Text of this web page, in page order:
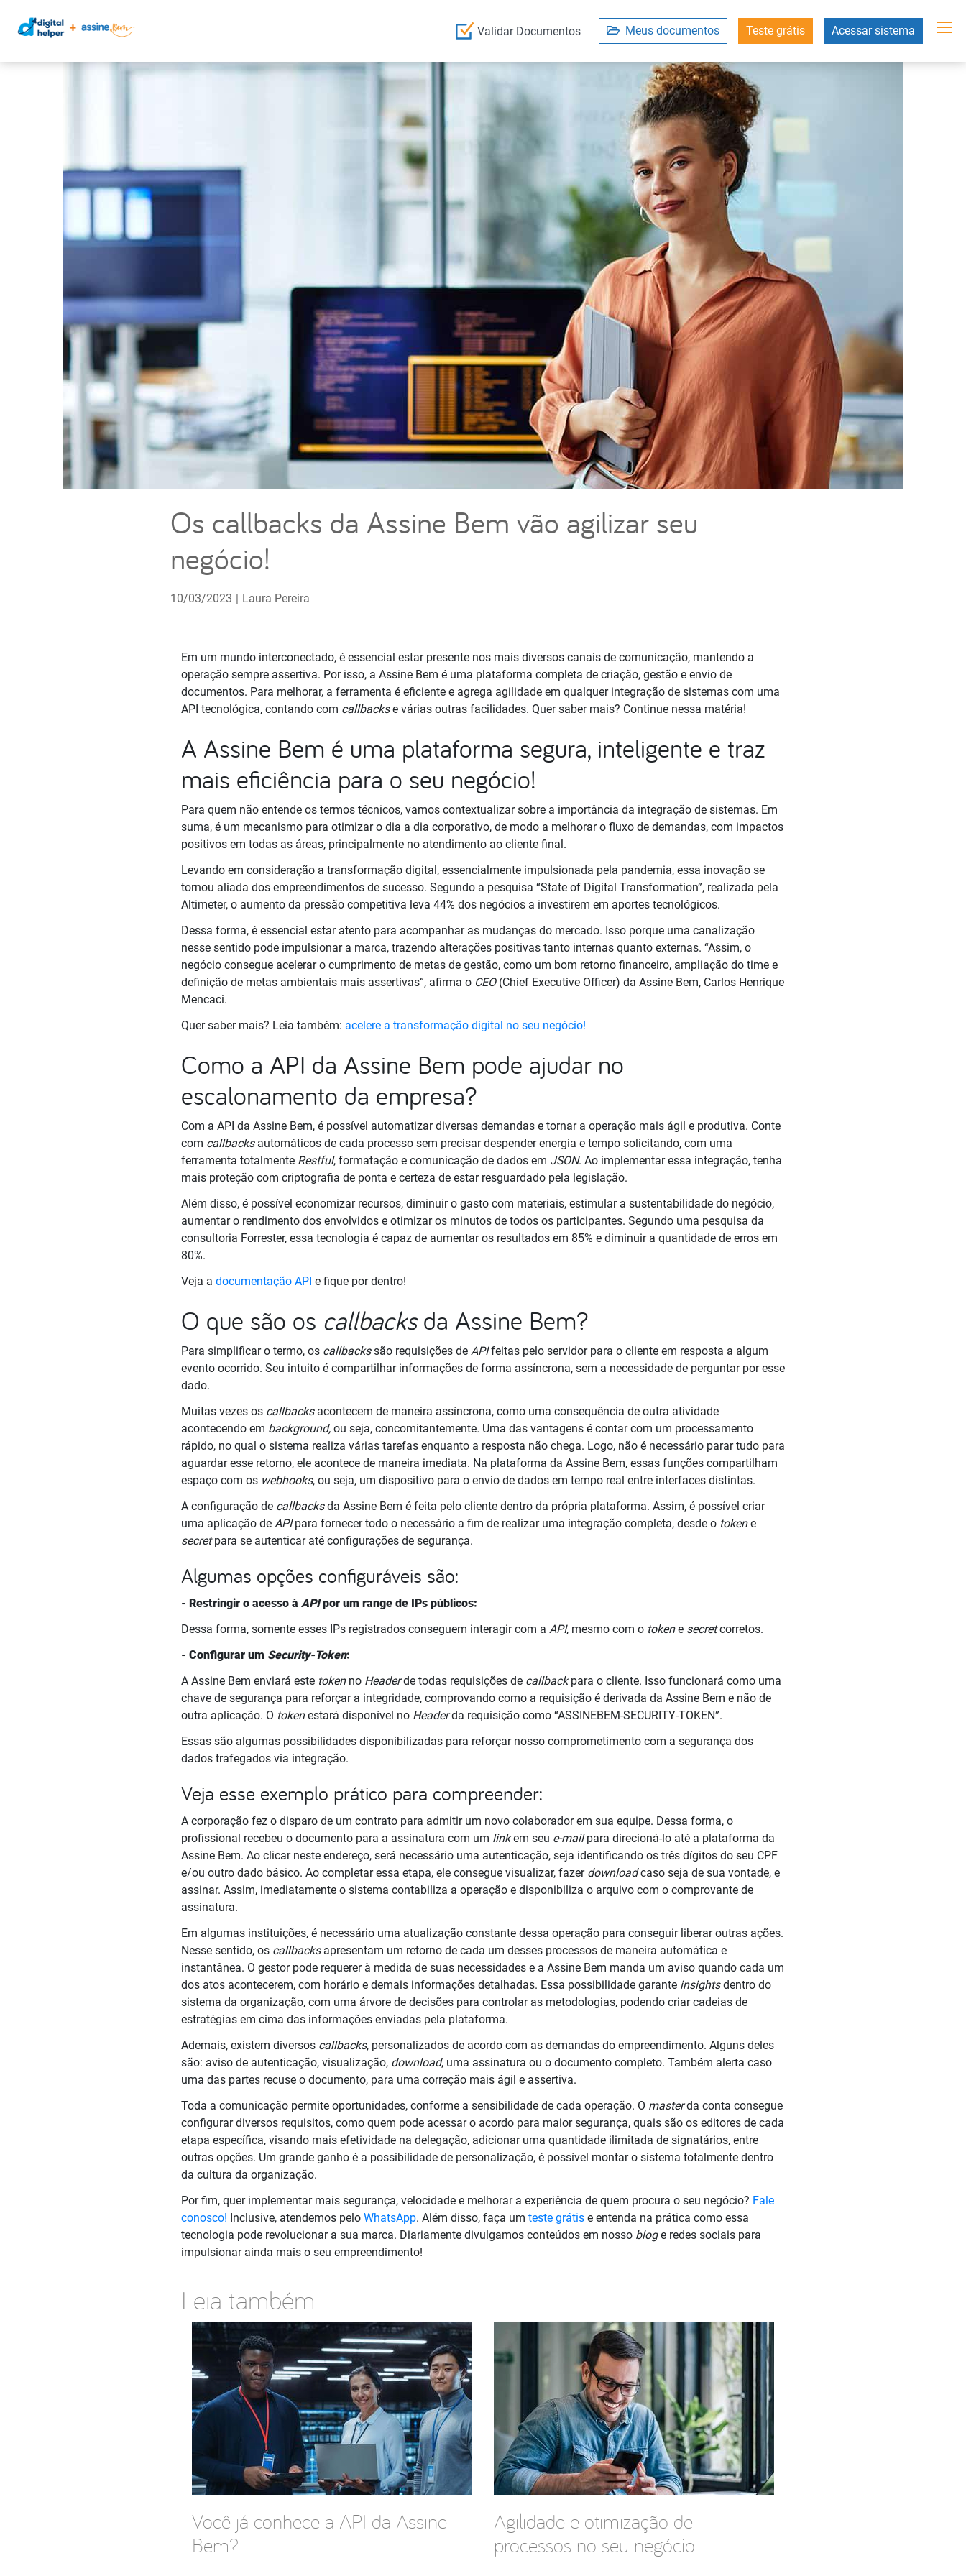
Acessar sistema
Teste grátis
Meus documentos
Validar Documentos
Os callbacks da Assine Bem vão agilizar seu
negócio!
10/03/2023 | Laura Pereira
Em um mundo interconectado, é essencial estar presente nos mais diversos canais de comunicação, mantendo a
operação sempre assertiva. Por isso, a Assine Bem é uma plataforma completa de criação, gestão e envio de
documentos. Para melhorar, a ferramenta é eficiente e agrega agilidade em qualquer integração de sistemas com uma
API tecnológica, contando com callbackse várias outras facilidades. Quer saber mais? Continue nessa matéria!
A Assine Bem é uma plataforma segura, inteligente e traz
mais eficiência para o seu negócio!
Para quem não entende os termos técnicos, vamos contextualizar sobre a importância da integração de sistemas. Em
suma, é um mecanismo para otimizar o dia a dia corporativo, de modo a melhorar o fluxo de demandas, com impactos
positivos em todas as áreas, principalmente no atendimento ao cliente final.
Levando em consideração a transformação digital, essencialmente impulsionada pela pandemia, essa inovação se
tornou aliada dos empreendimentos de sucesso. Segundo a pesquisa “State of Digital Transformation”, realizada pela
Altimeter, o aumento da pressão competitiva leva 44% dos negócios a investirem em aportes tecnológicos.
Dessa forma, é essencial estar atento para acompanhar as mudanças do mercado. Isso porque uma canalização
nesse sentido pode impulsionar a marca, trazendo alterações positivas tanto internas quanto externas. “Assim, o
negócio consegue acelerar o cumprimento de metas de gestão, como um bom retorno financeiro, ampliação do time e
definição de metas ambientais mais assertivas”, afirma o CEO (Chief Executive Officer) da Assine Bem, Carlos Henrique
Mencaci.
Quer saber mais? Leia também: acelere a transformação digital no seu negócio!
Como a API da Assine Bem pode ajudar no
escalonamento da empresa?
Com a API da Assine Bem, é possível automatizar diversas demandas e tornar a operação mais ágil e produtiva. Conte
com callbacksautomáticos de cada processo sem precisar despender energia e tempo solicitando, com uma
ferramenta totalmente Restful, formatação e comunicação de dados em JSON. Ao implementar essa integração, tenha
mais proteção com criptografia de ponta e certeza de estar resguardado pela legislação.
Além disso, é possível economizar recursos, diminuir o gasto com materiais, estimular a sustentabilidade do negócio,
aumentar o rendimento dos envolvidos e otimizar os minutos de todos os participantes. Segundo uma pesquisa da
consultoria Forrester, essa tecnologia é capaz de aumentar os resultados em 85% e diminuir a quantidade de erros em
80%.
Veja a documentação API e fique por dentro!
O que são os callbacksda Assine Bem?
Para simplificar o termo, os callbackssão requisições de APIfeitas pelo servidor para o cliente em resposta a algum
evento ocorrido. Seu intuito é compartilhar informações de forma assíncrona, sem a necessidade de perguntar por esse
dado.
Muitas vezes os callbacksacontecem de maneira assíncrona, como uma consequência de outra atividade
acontecendo em background, ou seja, concomitantemente. Uma das vantagens é contar com um processamento
rápido, no qual o sistema realiza várias tarefas enquanto a resposta não chega. Logo, não é necessário parar tudo para
aguardar esse retorno, ele acontece de maneira imediata. Na plataforma da Assine Bem, essas funções compartilham
espaço com os webhooks, ou seja, um dispositivo para o envio de dados em tempo real entre interfaces distintas.
A configuração de callbacksda Assine Bem é feita pelo cliente dentro da própria plataforma. Assim, é possível criar
uma aplicação de APIpara fornecer todo o necessário a fim de realizar uma integração completa, desde o tokene
secretpara se autenticar até configurações de segurança.
Algumas opções configuráveis são:
- Restringir o acesso à APIpor um range de IPs públicos:
Dessa forma, somente esses IPs registrados conseguem interagir com a API, mesmo com o tokene secretcorretos.
- Configurar um Security-Token:
A Assine Bem enviará este token no Headerde todas requisições de callbackpara o cliente. Isso funcionará como uma
chave de segurança para reforçar a integridade, comprovando como a requisição é derivada da Assine Bem e não de
outra aplicação. O tokenestará disponível no Headerda requisição como “ASSINEBEM-SECURITY-TOKEN”.
Essas são algumas possibilidades disponibilizadas para reforçar nosso comprometimento com a segurança dos
dados trafegados via integração.
Veja esse exemplo prático para compreender:
A corporação fez o disparo de um contrato para admitir um novo colaborador em sua equipe. Dessa forma, o
profissional recebeu o documento para a assinatura com um linkem seu e-mailpara direcioná-lo até a plataforma da
Assine Bem. Ao clicar neste endereço, será necessário uma autenticação, seja identificando os três dígitos do seu CPF
e/ou outro dado básico. Ao completar essa etapa, ele consegue visualizar, fazer downloadcaso seja de sua vontade, e
assinar. Assim, imediatamente o sistema contabiliza a operação e disponibiliza o arquivo com o comprovante de
assinatura.
Em algumas instituições, é necessário uma atualização constante dessa operação para conseguir liberar outras ações.
Nesse sentido, os callbacksapresentam um retorno de cada um desses processos de maneira automática e
instantânea. O gestor pode requerer à medida de suas necessidades e a Assine Bem manda um aviso quando cada um
dos atos acontecerem, com horário e demais informações detalhadas. Essa possibilidade garante insightsdentro do
sistema da organização, com uma árvore de decisões para controlar as metodologias, podendo criar cadeias de
estratégias em cima das informações enviadas pela plataforma.
Ademais, existem diversos callbacks, personalizados de acordo com as demandas do empreendimento. Alguns deles
são: aviso de autenticação, visualização, download, uma assinatura ou o documento completo. Também alerta caso
uma das partes recuse o documento, para uma correção mais ágil e assertiva.
Toda a comunicação permite oportunidades, conforme a sensibilidade de cada operação. O masterda conta consegue
configurar diversos requisitos, como quem pode acessar o acordo para maior segurança, quais são os editores de cada
etapa específica, visando mais efetividade na delegação, adicionar uma quantidade ilimitada de signatários, entre
outras opções. Um grande ganho é a possibilidade de personalização, é possível montar o sistema totalmente dentro
da cultura da organização.
Por fim, quer implementar mais segurança, velocidade e melhorar a experiência de quem procura o seu negócio? Fale
conosco! Inclusive, atendemos pelo WhatsApp. Além disso, faça um teste grátis e entenda na prática como essa
tecnologia pode revolucionar a sua marca. Diariamente divulgamos conteúdos em nosso bloge redes sociais para
impulsionar ainda mais o seu empreendimento!
Leia também
Você já conhece a API da Assine
Bem?
Agilidade e otimização de
processos no seu negócio